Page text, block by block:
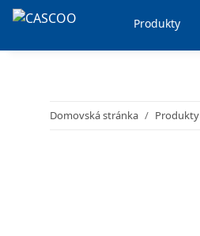
Produkty
Domovská stránka Produkty